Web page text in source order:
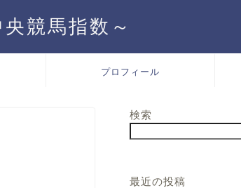
競馬指数～
プロフィール
検索
最近の投稿